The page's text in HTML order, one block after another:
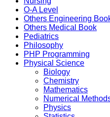
O-A Level
Others Engineering
Others Medical Book
Pediatrics
Philosophy
PHP Programming
Physical Science
Biology
Chemistry
Mathematics
Numerical
Physics